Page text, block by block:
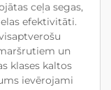
ceļa segas,
efektivitāti.
un
klases kaltos
ievērojami